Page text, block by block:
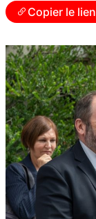
Copier le lien